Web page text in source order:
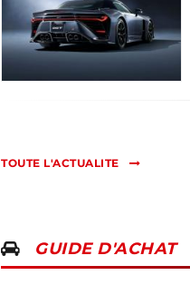
TOUTE L'ACTUALITE
GUIDE D'ACHAT